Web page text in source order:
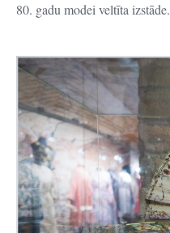
80. gadu modei veltīta izstāde.